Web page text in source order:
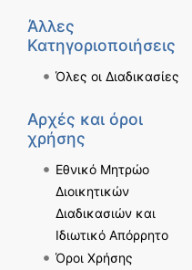
Άλλες
Κατηγοριοποιήσεις
Όλες οι Διαδικασίες
Αρχές και όροι
χρήσης
Εθνικό Μητρώο
Διοικητικών
Διαδικασιών και
Ιδιωτικό Απόρρητο
Όροι Χρήσης